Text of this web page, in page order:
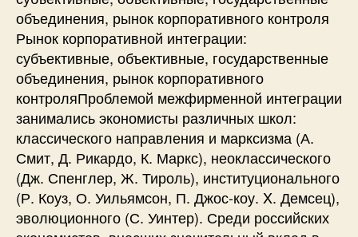
объединения, рынок корпоративного контроля
Рынок корпоративной интеграции:
субъективные, объективные, государственные
объединения, рынок корпоративного
контроляПроблемой межфирменной интеграции
занимались экономисты различных школ:
классического направления и марксизма (А.
Смит, Д. Рикардо, К. Маркс), неоклассического
(Дж. Спенглер, Ж. Тироль), институционального
(Р. Коуз, О. Уильямсон, П. Джос-коу. X. Демсец),
эволюционного (С. Уинтер). Среди российских